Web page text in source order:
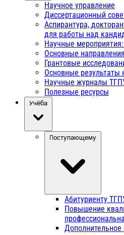
Научное управление
Диссертационный
Аспирантура,
для работы над
Научные
Основные
Грантовые
Основные результаты
Научные журналы
Полезные ресурсы
Учёба
Поступающему
Абитуриенту
Повышение
Дополнительное